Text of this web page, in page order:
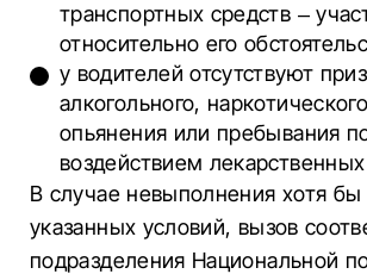
транспортных средств –
относительно его
у водителей отсутствуют
алкогольного,
опьянения или пребывания
воздействием
В случае невыполнения хотя бы
указанных условий, вызов
подразделения Национальной